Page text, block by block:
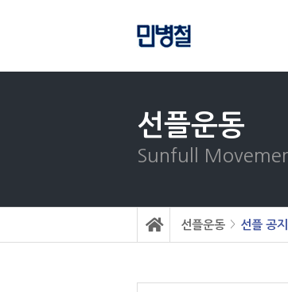
선플운동
Sunfull
선플운동 > 선플 공